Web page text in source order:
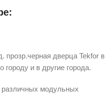
прозр.черная дверца Tekfor в
и в другие города.
различных модульных